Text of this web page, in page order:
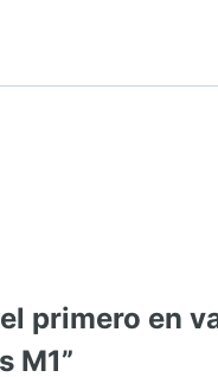
primero en
M1”